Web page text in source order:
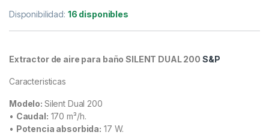
Disponibilidad: 16 disponibles
Extractor de aire para baño SILENT DUAL 200 S&P
Caracteristicas
Modelo: Silent Dual 200
• Caudal: 170 m³/h.
• Potencia absorbida: 17 W.